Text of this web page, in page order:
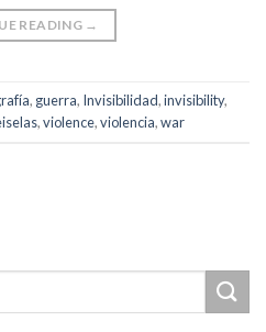
READING →
, guerra, Invisibilidad,invisibility,
,violence,violencia,war